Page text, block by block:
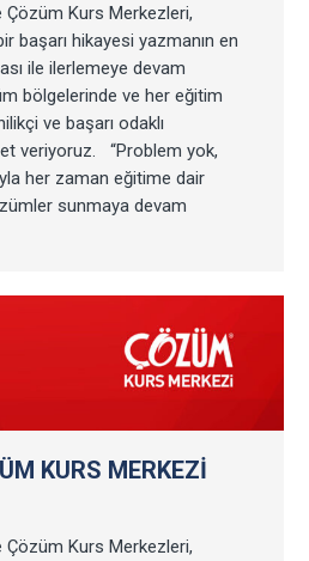
Çözüm Kurs Merkezleri,
başarı hikayesi yazmanın en
ile ilerlemeye devam
bölgelerinde ve her eğitim
ve başarı odaklı
veriyoruz. “Problem yok,
her zaman eğitime dair
sunmaya devam
KURS MERKEZI
Çözüm Kurs Merkezleri,